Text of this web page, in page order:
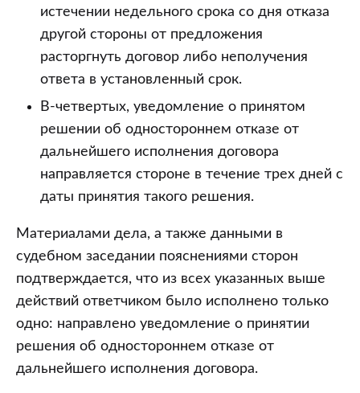
истечении недельного срока со дня отказа
другой стороны от предложения
расторгнуть договор либо неполучения
ответа в установленный срок.
В-четвертых, уведомление о принятом
решении об одностороннем отказе от
дальнейшего исполнения договора
направляется стороне в течение трех дней с
даты принятия такого решения.
Материалами дела, а также данными в
судебном заседании пояснениями сторон
подтверждается, что из всех указанных выше
действий ответчиком было исполнено только
одно: направлено уведомление о принятии
решения об одностороннем отказе от
дальнейшего исполнения договора.